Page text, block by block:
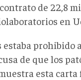
de 22,8
en
estaba prohibido
de que los
esta